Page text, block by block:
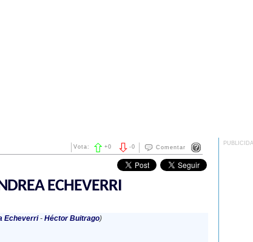
Comentar
-0
Vota: +0
ECHEVERRI
Echeverri- Héctor Buitrago)